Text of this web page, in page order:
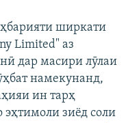
ширкати
Limited" аз
дар масири лӯлаи
намекунанд,
ин тарҳ
эҳтимоли зиёд соли